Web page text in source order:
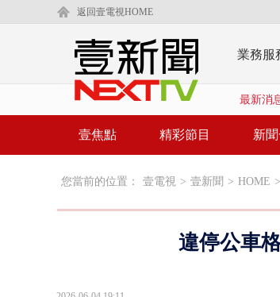
返回壹電視HOME
業務服
最新消
壹焦點 精彩節目 新
您當前的位置： 壹電視 > 壹新聞 > HOME >
違停公車